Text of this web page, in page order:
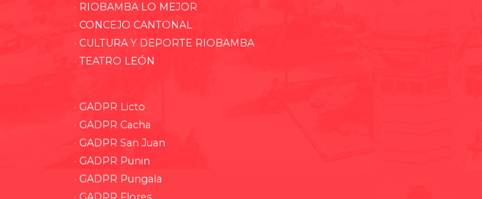
· RIOBAMBA LO MEJOR
· CONCEJO CANTONAL
· CULTURA Y DEPORTE RIOBAMBA
· TEATRO LEÓN
· GADPR Licto
· GADPR Cacha
· GADPR San Juan
· GADPR Punin
· GADPR Pungala